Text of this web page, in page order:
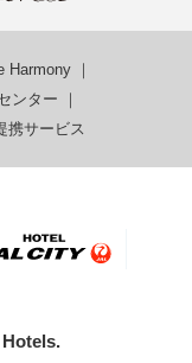
Harmony ｜
ンター ｜
携サービス